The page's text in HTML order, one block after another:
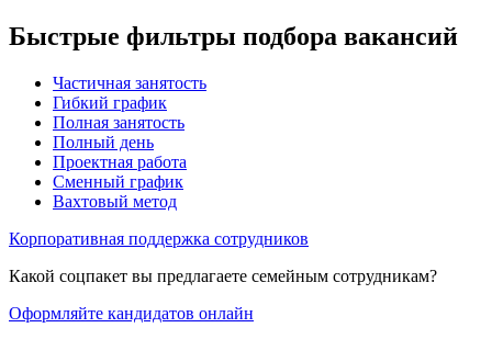
Быстрые фильтры подбора вакансий
Частичная занятость
Гибкий график
Полная занятость
Полный день
Проектная работа
Сменный график
Вахтовый метод
Корпоративная поддержка сотрудников
Какой соцпакет вы предлагаете семейным сотрудникам?
Оформляйте кандидатов онлайн